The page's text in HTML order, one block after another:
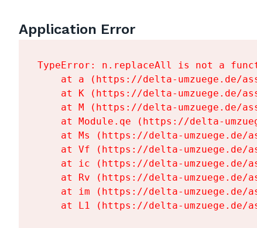
Application Error
TypeError: n.replaceAll is not a
at a (https://delta-umzuege.de/
at K (https://delta-umzuege.de/
at M (https://delta-umzuege.de/
at Module.qe (https://delta-
at Ms (https://delta-umzuege.de/
at Vf (https://delta-umzuege.de/
at ic (https://delta-umzuege.de/
at Rv (https://delta-umzuege.de/
at im (https://delta-umzuege.de/
at L1 (https://delta-umzuege.de/